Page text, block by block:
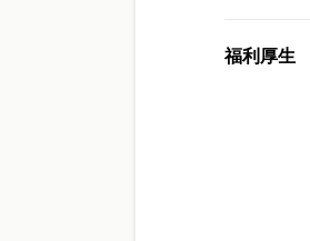
福利厚生